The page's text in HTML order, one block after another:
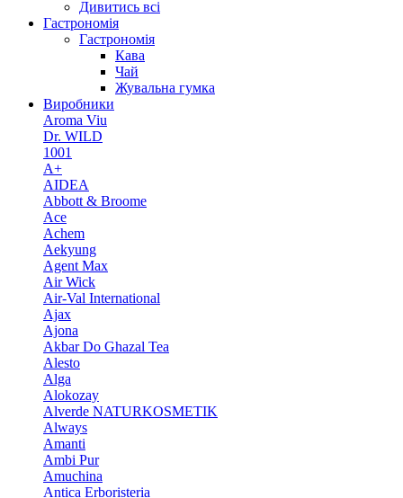
Дивитись всі
Гастрономія
Гастрономія
Кава
Чай
Жувальна гумка
Виробники
Aroma Viu
Dr. WILD
1001
A+
AIDEA
Abbott & Broome
Ace
Achem
Aekyung
Agent Max
Air Wick
Air-Val International
Ajax
Ajona
Akbar Do Ghazal Tea
Alesto
Alga
Alokozay
Alverde NATURKOSMETIK
Always
Amanti
Ambi Pur
Amuchina
Antica Erboristeria